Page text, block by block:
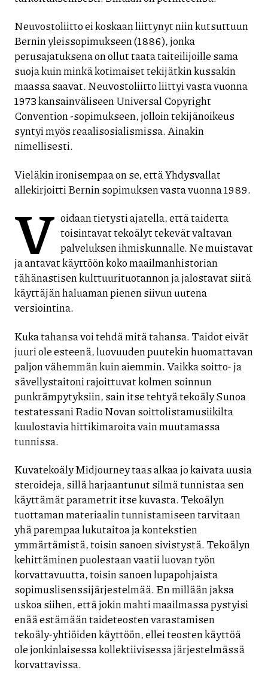
Neuvostoliitto ei koskaan liittynyt niin kutsuttuun
Bernin yleissopimukseen (1886), jonka
perusajatuksena on ollut taata taiteilijoille sama
suoja kuin minkä kotimaiset tekijätkin kussakin
maassa saavat. Neuvostoliitto liittyi vasta vuonna
1973 kansainväliseen Universal Copyright
Convention -sopimukseen, jolloin tekijänoikeus
syntyi myös reaalisosialismissa. Ainakin
nimellisesti.
Vieläkin ironisempaa on se, että Yhdysvallat
allekirjoitti Bernin sopimuksen vasta vuonna 1989.
V oidaan tietysti ajatella, että taidetta
toisintavat tekoälyt tekevät valtavan
palveluksen ihmiskunnalle. Ne muistavat
ja antavat käyttöön koko maailmanhistorian
tähänastisen kulttuurituotannon ja jalostavat siitä
käyttäjän haluaman pienen siivun uutena
versiointina.
Kuka tahansa voi tehdä mitä tahansa. Taidot eivät
juuri ole esteenä, luovuuden puutekin huomattavan
paljon vähemmän kuin aiemmin. Vaikka soitto- ja
sävellystaitoni rajoittuvat kolmen soinnun
punkrämpytyksiin, sain itse tehtyä tekoäly Sunoa
testatessani Radio Novan soittolistamusiikilta
kuulostavia hittikimaroita vain muutamassa
tunnissa.
Kuvatekoäly Midjourney taas alkaa jo kaivata uusia
steroideja, sillä harjaantunut silmä tunnistaa sen
käyttämät parametrit itse kuvasta. Tekoälyn
tuottaman materiaalin tunnistamiseen tarvitaan
yhä parempaa lukutaitoa ja kontekstien
ymmärtämistä, toisin sanoen sivistystä. Tekoälyn
kehittäminen puolestaan vaatii luovan työn
korvattavuutta, toisin sanoen lupapohjaista
sopimuslisenssijärjestelmää. En millään jaksa
uskoa siihen, että jokin mahti maailmassa pystyisi
enää estämään taideteosten varastamisen
tekoäly-yhtiöiden käyttöön, ellei teosten käyttöä
ole jonkinlaisessa kollektiivisessa järjestelmässä
korvattavissa.